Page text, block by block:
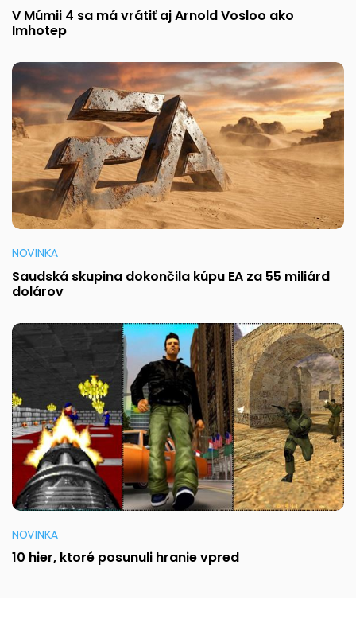
V Múmii 4 sa má vrátiť aj Arnold Vosloo ako
Imhotep
NOVINKA
Saudská skupina dokončila kúpu EA za 55 miliárd
dolárov
NOVINKA
10 hier, ktoré posunuli hranie vpred